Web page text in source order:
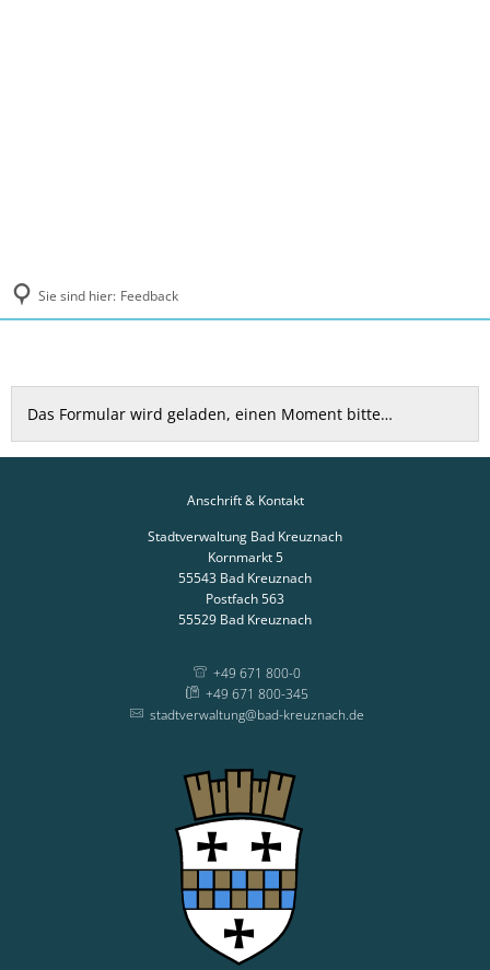
Sie sind hier: Feedback
Feedback
Das Formular wird geladen, einen Moment bitte…
Anschrift & Kontakt
Stadtverwaltung Bad Kreuznach
Kornmarkt 5
55543 Bad Kreuznach
Postfach 563
55529 Bad Kreuznach
+49 671 800-0
+49 671 800-345
stadtverwaltung@bad-kreuznach.de